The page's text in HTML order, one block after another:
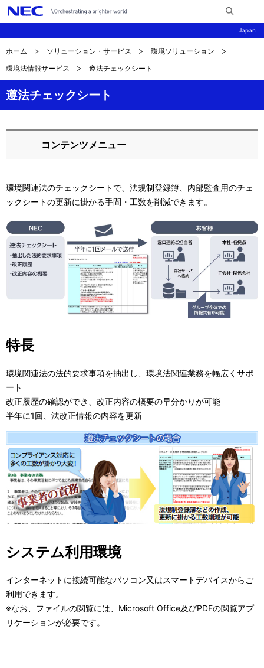
Japan
イ
メ
ニ
ュ
ナ
ビ
ゲ
ー
シ
サ
イ
ト
の
在
位
置
を
表
示
て
ま
す
ホーム ソリューション・サービス
環境ソリューション
環境法情報サービス
遵法チェックシート
遵法チェックシート
ロ
カ
ナ
ビ
ー
ョ
ン
る
コンテンツメニュー
環境関連法のチェックシートで、法規制登録簿、内部監査用のチェ
ックシートの更新に掛かる手間・工数を削減できます。
特長
環境関連法の法的要求事項を抽出し、環境法関連業務を幅広くサポ
ート
改正履歴の確認ができ、改正内容の概要の早分かりが可能
半年に1回、法改正情報の内容を更新
システム利用環境
インターネットに接続可能なパソコン又はスマートデバイスからご
利用できます。
※なお、ファイルの閲覧には、Microsoft Office及びPDFの閲覧アプ
リケーションが必要です。